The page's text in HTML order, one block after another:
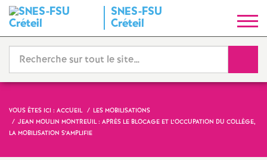
SNES-FSU
Créteil
y
n
d
VOUS ÊTES ICI : ACCUEIL
LES MOBILISATIONS
JEAN MOULIN MONTREUIL : APRÈS LE BLOCAGE ET L’OCCUPATION DU COLLÈGE,
LA MOBILISATION S’AMPLIFIE